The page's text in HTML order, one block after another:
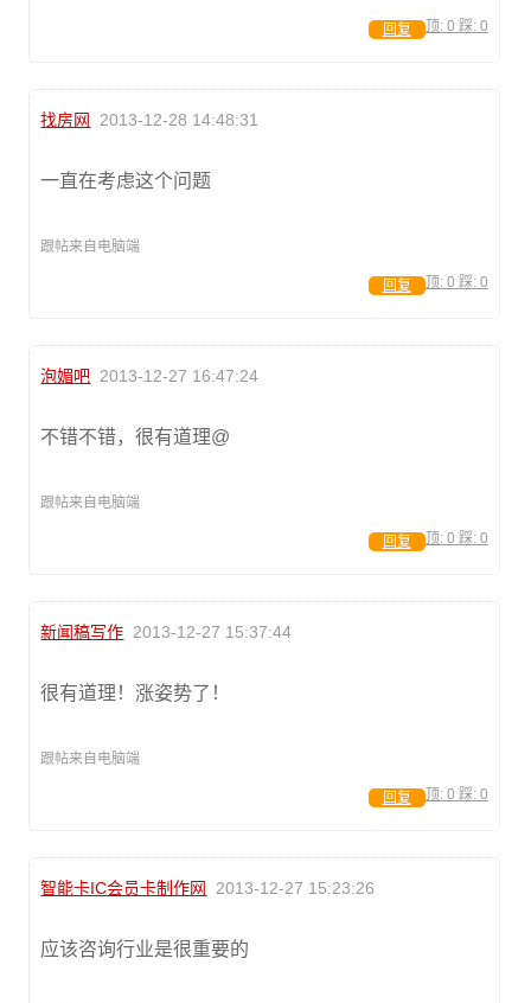
顶: 0 踩: 0
回复
找房网 2013-12-28 14:48:31
一直在考虑这个问题
跟帖来自电脑端
顶: 0 踩: 0
回复
泡媚吧 2013-12-27 16:47:24
不错不错，很有道理@
跟帖来自电脑端
顶: 0 踩: 0
回复
新闻稿写作 2013-12-27 15:37:44
很有道理！涨姿势了！
跟帖来自电脑端
顶: 0 踩: 0
回复
智能卡IC会员卡制作网 2013-12-27 15:23:26
应该咨询行业是很重要的